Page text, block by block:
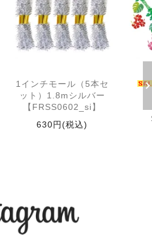
1インチモール（5本セ
ット）1.8mシルバー
【FRSS0602_si】
630円(税込)